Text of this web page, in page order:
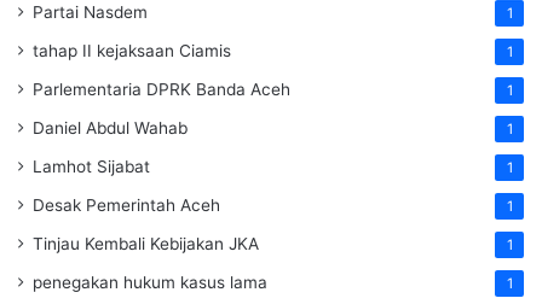
Partai Nasdem 1
tahap II kejaksaan Ciamis 1
Parlementaria DPRK Banda Aceh 1
Daniel Abdul Wahab 1
Lamhot Sijabat 1
Desak Pemerintah Aceh 1
Tinjau Kembali Kebijakan JKA 1
penegakan hukum kasus lama 1